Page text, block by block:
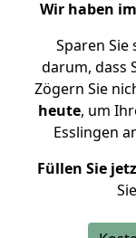
Wir haben
Sparen
darum, dass
Zögern Sie
heute, um
Esslingen
Füllen Sie